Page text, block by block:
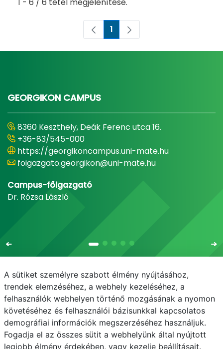
1 - 6 / 6 tétel megjelenítése.
Oldal
1
GEORGIKON CAMPUS
8360 Keszthely, Deák Ferenc utca 16.
+36-83/545-000
https://georgikoncampus.uni-mate.hu
foigazgato.georgikon@uni-mate.hu
Campus-főigazgató
Dr. Rózsa László
E-mail Telefonkönyv NEPTUN
E-learning
Adatvédelem
A sütiket személyre szabott élmény nyújtásához,
trendek elemzéséhez, a webhely kezeléséhez, a
felhasználók webhelyen történő mozgásának a nyomon
követéséhez és felhasználói bázisunkkal kapcsolatos
demográfiai információk megszerzéséhez használjuk.
Fogadja el az összes sütit a webhelyünk által nyújtott
legjobb élmény érdekében, vagy kezelje beállításait.